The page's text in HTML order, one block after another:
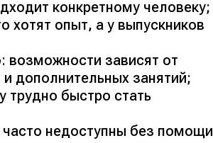
конкретному человеку;
хотят опыт, а у выпускников
возможности зависят от
дополнительных занятий;
трудно быстро стать
недоступны без помощи